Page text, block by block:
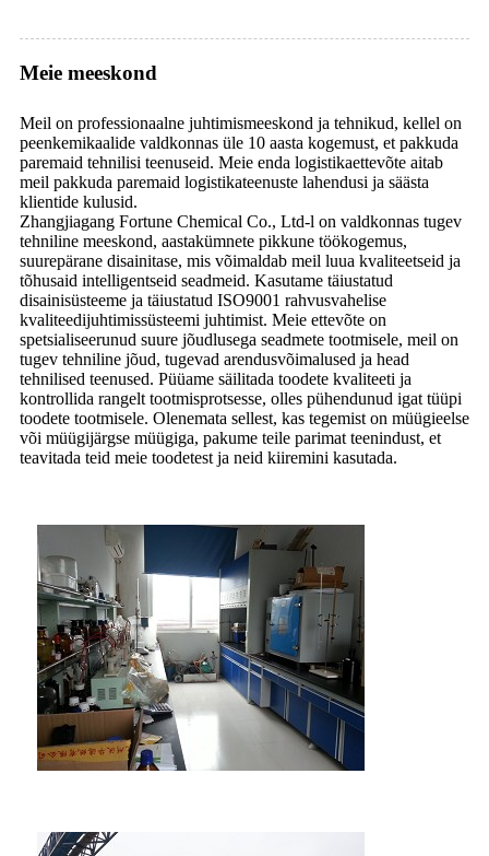
Meie meeskond
Meil on professionaalne juhtimismeeskond ja tehnikud, kellel on
peenkemikaalide valdkonnas üle 10 aasta kogemust, et pakkuda
paremaid tehnilisi teenuseid. Meie enda logistikaettevõte aitab
meil pakkuda paremaid logistikateenuste lahendusi ja säästa
klientide kulusid.
Zhangjiagang Fortune Chemical Co., Ltd-l on valdkonnas tugev
tehniline meeskond, aastakümnete pikkune töökogemus,
suurepärane disainitase, mis võimaldab meil luua kvaliteetseid ja
tõhusaid intelligentseid seadmeid. Kasutame täiustatud
disainisüsteeme ja täiustatud ISO9001 rahvusvahelise
kvaliteedijuhtimissüsteemi juhtimist. Meie ettevõte on
spetsialiseerunud suure jõudlusega seadmete tootmisele, meil on
tugev tehniline jõud, tugevad arendusvõimalused ja head
tehnilised teenused. Püüame säilitada toodete kvaliteeti ja
kontrollida rangelt tootmisprotsesse, olles pühendunud igat tüüpi
toodete tootmisele. Olenemata sellest, kas tegemist on müügieelse
või müügijärgse müügiga, pakume teile parimat teenindust, et
teavitada teid meie toodetest ja neid kiiremini kasutada.